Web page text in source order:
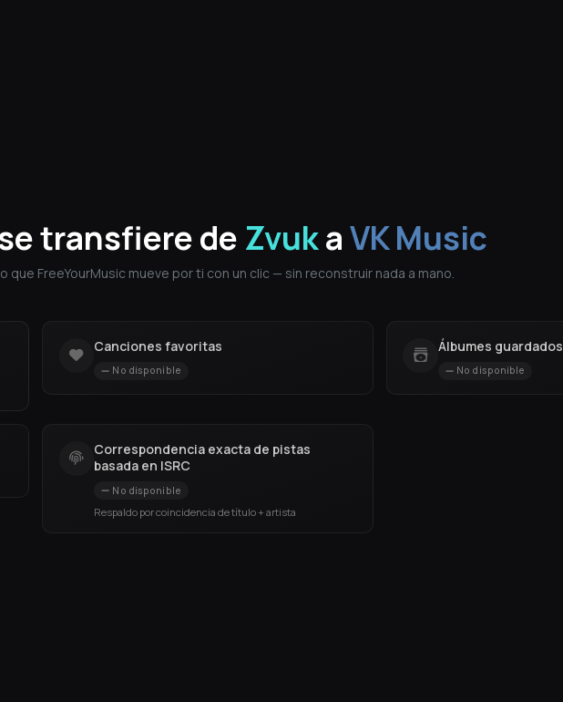
transfiere de ZvukaVK Music
que FreeYourMusic mueve por ti con un clic — sin reconstruir nada a mano.
Canciones favoritas
No disponible
Álbumes guardados
No disponible
Correspondencia exacta de pistas
basada en ISRC
No disponible
Respaldo por coincidencia de título + artista